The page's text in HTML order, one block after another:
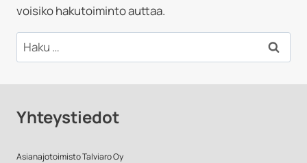
voisiko hakutoiminto auttaa.
Haku:
Yhteystiedot
Asianajotoimisto Talviaro Oy